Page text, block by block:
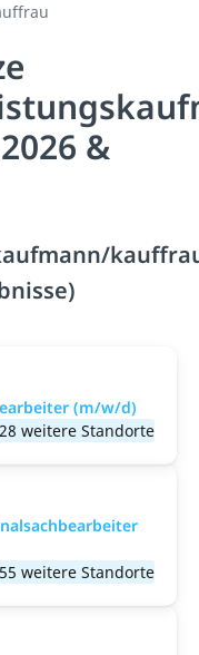
&
(m/w/d)
weitere Standorte
weitere Standorte